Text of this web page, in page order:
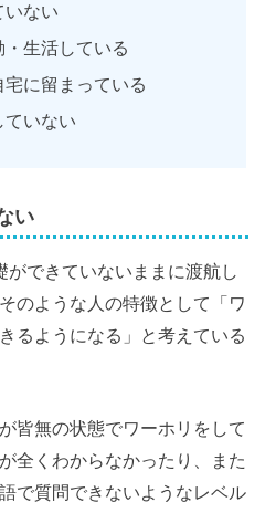
いない
・生活している
に留まっている
ていない
い
ができていないままに渡航し
のような人の特徴として「ワ
るようになる」と考えている
皆無の状態でワーホリをして
全くわからなかったり、また
で質問できないようなレベル